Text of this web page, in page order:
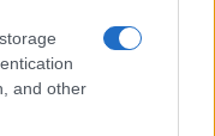
and other